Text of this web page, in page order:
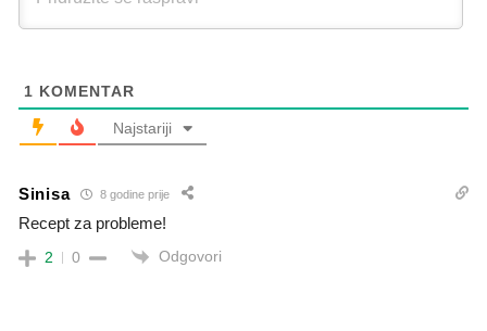
1 KOMENTAR
Najstariji
Sinisa 8 godine prije
Recept za probleme!
2 0 Odgovori